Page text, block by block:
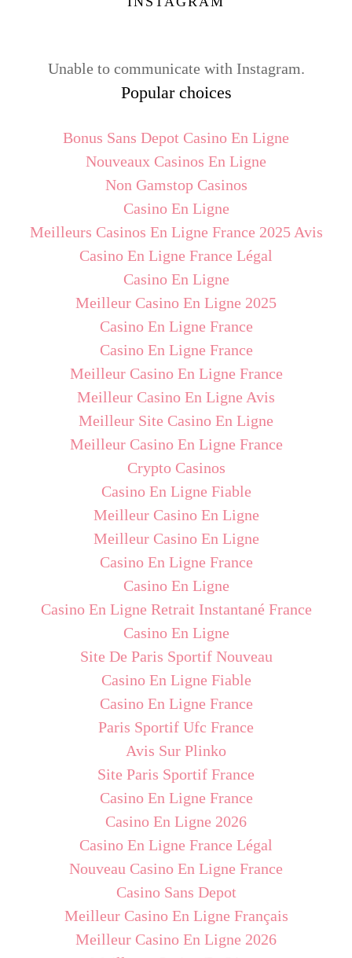
Unable to communicate with Instagram.
Popular choices
Bonus Sans Depot Casino En Ligne
Nouveaux Casinos En Ligne
Non Gamstop Casinos
Casino En Ligne
Meilleurs Casinos En Ligne France 2025 Avis
Casino En Ligne France Légal
Casino En Ligne
Meilleur Casino En Ligne 2025
Casino En Ligne France
Casino En Ligne France
Meilleur Casino En Ligne France
Meilleur Casino En Ligne Avis
Meilleur Site Casino En Ligne
Meilleur Casino En Ligne France
Crypto Casinos
Casino En Ligne Fiable
Meilleur Casino En Ligne
Meilleur Casino En Ligne
Casino En Ligne France
Casino En Ligne
Casino En Ligne Retrait Instantané France
Casino En Ligne
Site De Paris Sportif Nouveau
Casino En Ligne Fiable
Casino En Ligne France
Paris Sportif Ufc France
Avis Sur Plinko
Site Paris Sportif France
Casino En Ligne France
Casino En Ligne 2026
Casino En Ligne France Légal
Nouveau Casino En Ligne France
Casino Sans Depot
Meilleur Casino En Ligne Français
Meilleur Casino En Ligne 2026